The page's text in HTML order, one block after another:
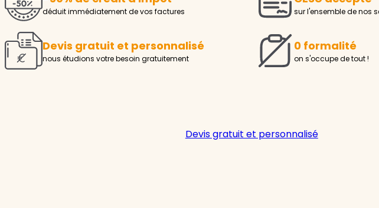
Voir tous les services
ou
Demander un
déduit immédiatement de vos factures sur l'ensemble de nos
Devis gratuit et personnalisé
nous étudions votre besoin gratuitement
0 formalité
on s'occupe de tout !
Devis gratuit et personnalisé